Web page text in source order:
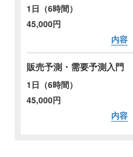
1日（6時間）
45,000円
内容
販売予測・需要予測入門
1日（6時間）
45,000円
内容